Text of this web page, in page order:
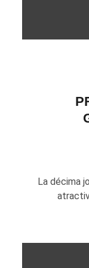
La décima